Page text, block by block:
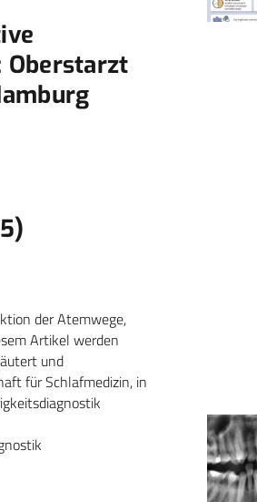
Oberstarzt
der Atemwege,
Artikel werden
und
für Schlafmedizin, in